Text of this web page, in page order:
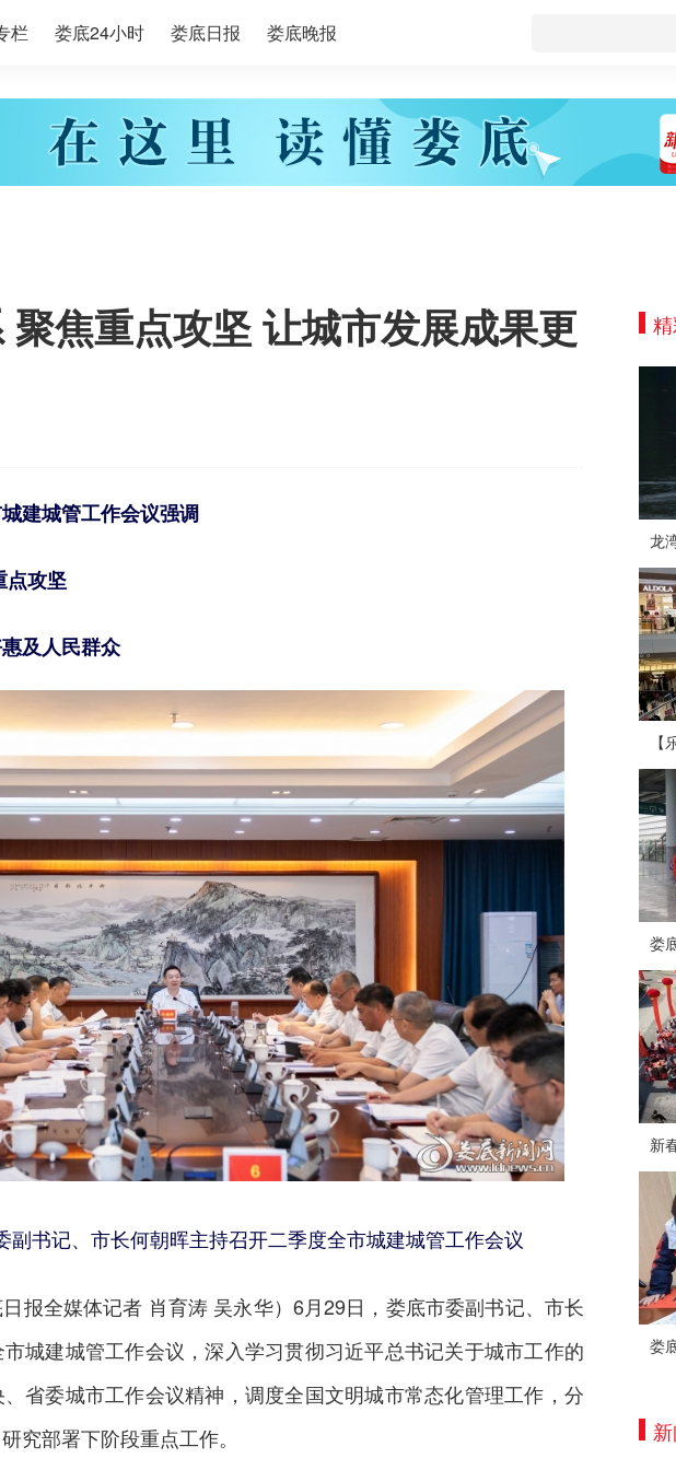
栏 娄底24小时 娄底日报 娄底晚报
焦重点攻坚 让城市发展成果更
建城管工作会议强调
点攻坚
及人民群众
副书记、市长何朝晖主持召开二季度全市城建城管工作会议
报全媒体记者 肖育涛 吴永华）6月29日，娄底市委副书记、市长
城建城管工作会议，深入学习贯彻习近平总书记关于城市工作的
省委城市工作会议精神，调度全国文明城市常态化管理工作，分
究部署下阶段重点工作。
龙
娄